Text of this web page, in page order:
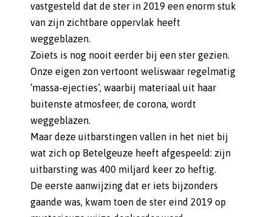
vastgesteld dat de ster in 2019 een enorm stuk
van zijn zichtbare oppervlak heeft
weggeblazen.
Zoiets is nog nooit eerder bij een ster gezien.
Onze eigen zon vertoont weliswaar regelmatig
‘massa-ejecties’, waarbij materiaal uit haar
buitenste atmosfeer, de corona, wordt
weggeblazen.
Maar deze uitbarstingen vallen in het niet bij
wat zich op Betelgeuze heeft afgespeeld: zijn
uitbarsting was 400 miljard keer zo heftig.
De eerste aanwijzing dat er iets bijzonders
gaande was, kwam toen de ster eind 2019 op